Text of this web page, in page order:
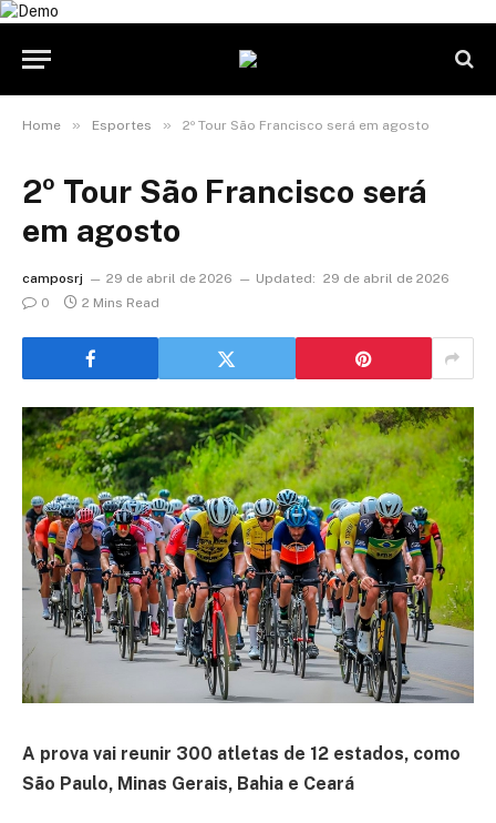
Home » Esportes » 2º Tour São Francisco será em agosto
2º Tour São Francisco será
em agosto
camposrj 29 de abril de 2026 Updated: 29 de abril de 2026
0
2 Mins Read
A prova vai reunir 300 atletas de 12 estados, como
São Paulo, Minas Gerais, Bahia e Ceará